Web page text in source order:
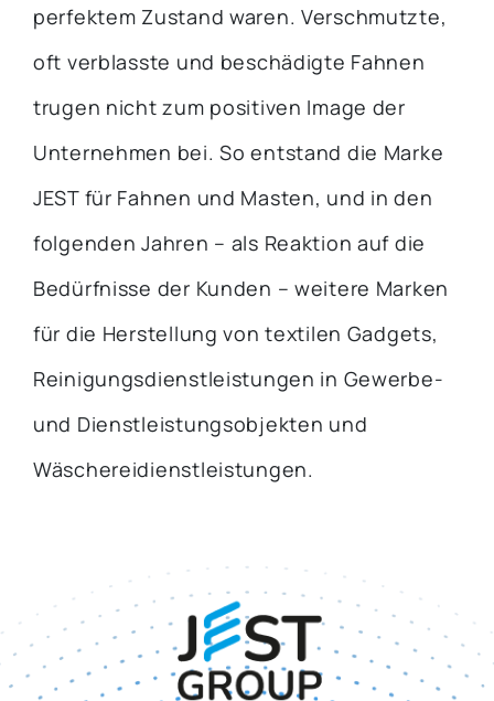
perfektem Zustand waren. Verschmutzte,
oft verblasste und beschädigte Fahnen
trugen nicht zum positiven Image der
Unternehmen bei. So entstand die Marke
JEST für Fahnen und Masten, und in den
folgenden Jahren – als Reaktion auf die
Bedürfnisse der Kunden – weitere Marken
für die Herstellung von textilen Gadgets,
Reinigungsdienstleistungen in Gewerbe-
und Dienstleistungsobjekten und
Wäschereidienstleistungen.